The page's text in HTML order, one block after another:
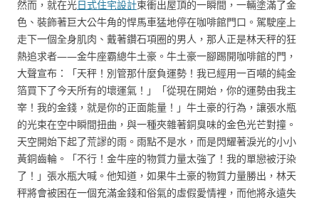
然而，就在光日式住宅設計束衝出屋頂的一瞬間，一輛塗滿了金
色、裝飾著巨大公牛角的悍馬車猛地停在咖啡館門口。駕駛座上
走下一個全身肌肉、戴著鑽石項圈的男人，那人正是林天秤的狂
熱追求者——金牛座霸總牛土豪。牛土豪一腳踢開咖啡館的門，
大聲宣布：「天秤！別管那什麼負運勢！我已經用一百噸的純金
箔買下了今天所有的壞運氣！」「從現在開始，你的運勢由我主
宰！我的金錢，就是你的正面能量！」牛土豪的行為，讓張水瓶
的光束在空中瞬間扭曲，與一種夾雜著銅臭味的金色光芒對撞。
天空開始下起了荒謬的雨。雨點不是水，而是閃耀著淚光的小小
黃銅齒輪。「不行！金牛座的物質力量太強了！我的單戀被汙染
了！」張水瓶大喊。他知道，如果牛土豪的物質力量勝出，林天
秤將會被困在一個充滿金錢和俗氣的虛假愛情裡，而他將永遠失